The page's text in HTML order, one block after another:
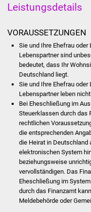
Leistungsdetails
VORAUSSETZUNGEN
Sie und Ihre Ehefrau oder
Lebenspartner sind
bedeutet, dass Ihr
Deutschland liegt.
Sie und Ihre Ehefrau oder
Lebenspartner leben
Bei Eheschließung im
Steuerklassen durch das
rechtlichen
die entsprechenden
die Heirat in Deutschland
elektronischen System
beziehungsweise
vervollständigen. Das
Eheschließung im
durch das Finanzamt
Meldebehörde oder